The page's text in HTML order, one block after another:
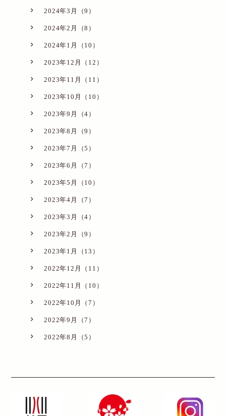
2024年3月（9）
2024年2月（8）
2024年1月（10）
2023年12月（12）
2023年11月（11）
2023年10月（10）
2023年9月（4）
2023年8月（9）
2023年7月（5）
2023年6月（7）
2023年5月（10）
2023年4月（7）
2023年3月（4）
2023年2月（9）
2023年1月（13）
2022年12月（11）
2022年11月（10）
2022年10月（7）
2022年9月（7）
2022年8月（5）